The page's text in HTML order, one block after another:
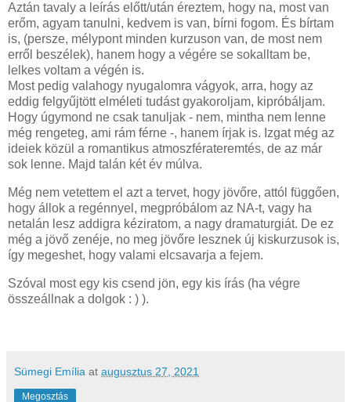
Aztán tavaly a leírás előtt/után éreztem, hogy na, most van
erőm, agyam tanulni, kedvem is van, bírni fogom. És bírtam
is, (persze, mélypont minden kurzuson van, de most nem
erről beszélek), hanem hogy a végére se sokalltam be,
lelkes voltam a végén is.
Most pedig valahogy nyugalomra vágyok, arra, hogy az
eddig felgyűjtött elméleti tudást gyakoroljam, kipróbáljam.
Hogy úgymond ne csak tanuljak - nem, mintha nem lenne
még rengeteg, ami rám férne -, hanem írjak is. Izgat még az
ideiek közül a romantikus atmoszférateremtés, de az már
sok lenne. Majd talán két év múlva.
Még nem vetettem el azt a tervet, hogy jövőre, attól függően,
hogy állok a regénnyel, megpróbálom az NA-t, vagy ha
netalán lesz addigra kéziratom, a nagy dramaturgiát. De ez
még a jövő zenéje, no meg jövőre lesznek új kiskurzusok is,
így megeshet, hogy valami elcsavarja a fejem.
Szóval most egy kis csend jön, egy kis írás (ha végre
összeállnak a dolgok : ) ).
Sümegi Emília at augusztus 27, 2021
Megosztás